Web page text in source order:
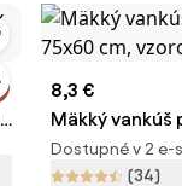
8,3 €
Mäkký vankúš
cm, vzorovaný
Dostupné v 2 e-
(34)